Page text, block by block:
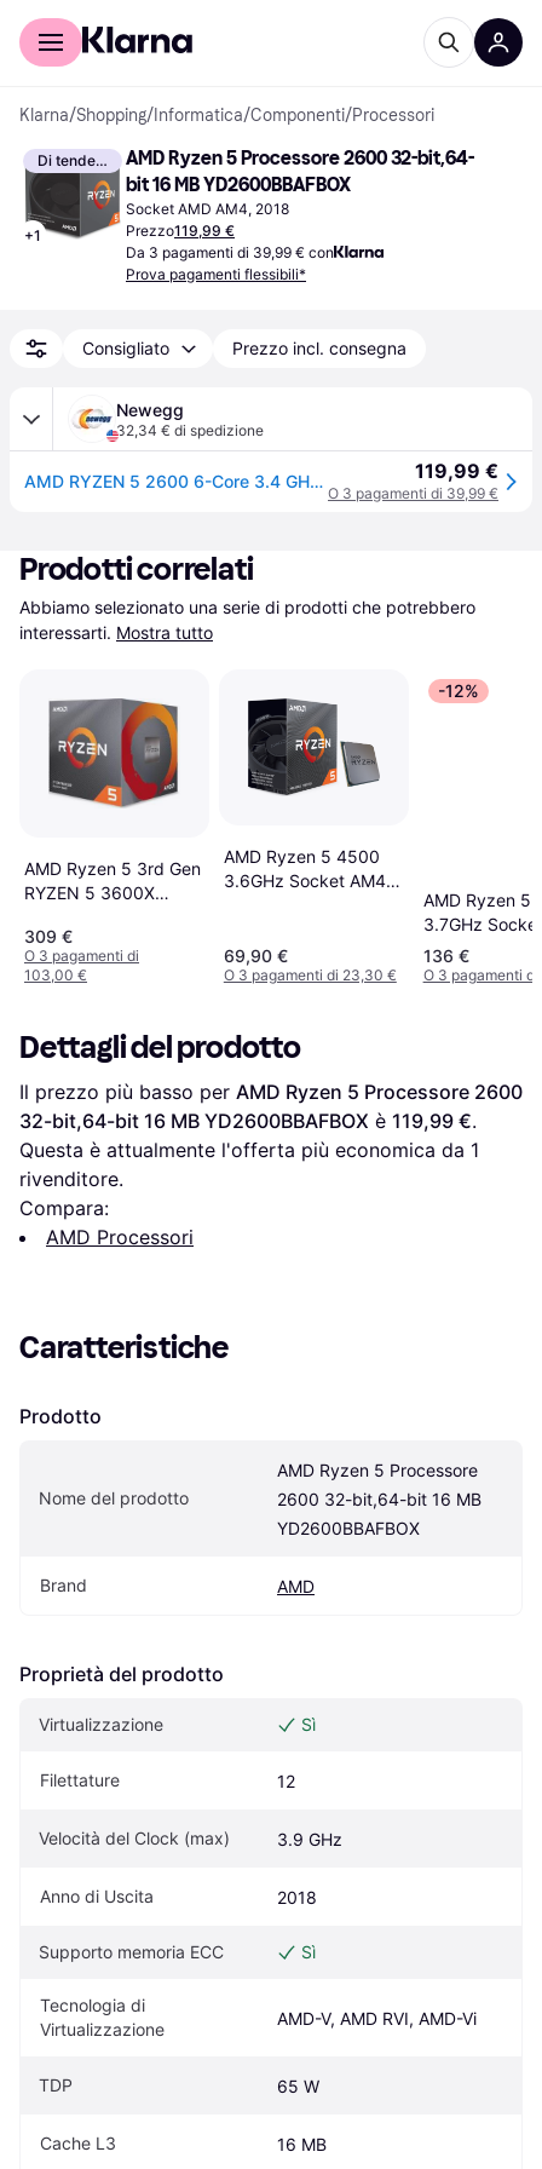
Per il tuo shopping
Klarna/Shopping/ Informatica/Componenti/Processori
Di tendenza
+1
AMD Ryzen 5 Processore 2600 32-bit,64-
bit 16 MB YD2600BBAFBOX
Socket AMD AM4, 2018
Prezzo119,99 €
Da 3 pagamenti di 39,99 € con
Prova pagamenti flessibili*
Consigliato Prezzo incl. consegna
Newegg
32,34 € di spedizione
AMD RYZEN 5 2600 6-Core 3.4 GHz (3.9 GHz Max Boost) Socket AM4 65W YD2600BBAFBOX Desktop Processor 119,99 €
O 3 pagamenti di 39,99 €
Prodotti correlati
Abbiamo selezionato una serie di prodotti che potrebbero
interessarti. Mostra tutto
AMD Ryzen 5 3rd Gen
RYZEN 5 3600X
Core 3.8 GHz (4.4
GHz Max Boost)
Socket AM4 95W
Desktop Processor
309 €
O 3 pagamenti di
103,00 €
AMD Ryzen 5 4500
3.6GHz Socket AM4
69,90 €
O 3 pagamenti di 23,30 €
-12%
AMD Ryzen 5
3.7GHz
BOX
136 €
O 3 pagamenti
Dettagli del prodotto
Il prezzo più basso per AMD Ryzen 5 Processore 2600
32-bit,64-bit 16 MB YD2600BBAFBOX è 119,99 €.
Questa è attualmente l'offerta più economica da 1
rivenditore.
Compara:
AMD Processori
Caratteristiche
Prodotto
Nome del prodotto
AMD Ryzen 5 Processore
2600 32-bit,64-bit 16 MB
YD2600BBAFBOX
Brand AMD
Proprietà del prodotto
Virtualizzazione Sì
Filettature 12
Velocità del Clock (max) 3.9 GHz
Anno di Uscita 2018
Supporto memoria ECC Sì
Tecnologia di
Virtualizzazione
AMD-V, AMD RVI, AMD-Vi
TDP 65 W
Cache L3 16 MB